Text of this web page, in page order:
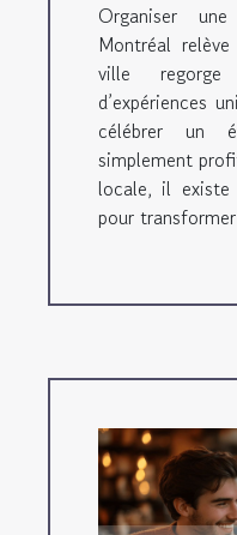
Organiser
Montréal
ville
d’expériences
célébrer un
simplement
locale, il existe
pour